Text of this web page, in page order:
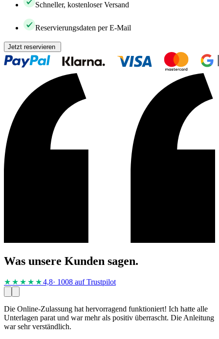
Schneller, kostenloser Versand
Reservierungsdaten per E-Mail
Jetzt reservieren
Was unsere Kunden sagen.
★★★★ ★4,8· 1008 auf Trustpilot
Die Online-Zulassung hat hervorragend funktioniert! Ich hatte alle
Unterlagen parat und war mehr als positiv überrascht. Die Anleitung
war sehr verständlich.